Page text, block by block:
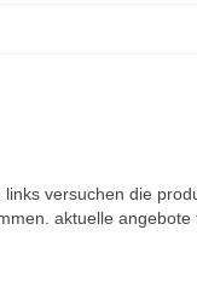
versuchen die
aktuelle angebote